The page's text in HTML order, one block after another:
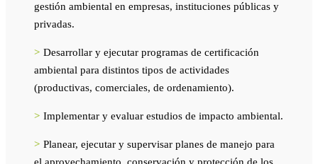
gestión ambiental en empresas, instituciones públicas y
privadas.
> Desarrollar y ejecutar programas de certificación
ambiental para distintos tipos de actividades
(productivas, comerciales, de ordenamiento).
> Implementar y evaluar estudios de impacto ambiental.
> Planear, ejecutar y supervisar planes de manejo para